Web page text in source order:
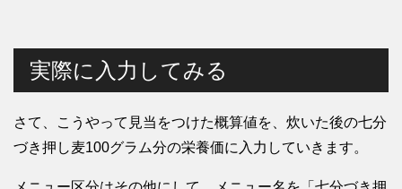
実際に入力してみる
さて、こうやって見当をつけた概算値を、炊いた後の七分
づき押し麦100グラム分の栄養価に入力していきます。